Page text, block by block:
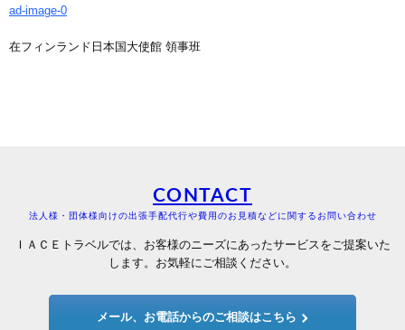
ad-image-0
在フィンランド日本国大使館 領事班
CONTACT
法人様・団体様向けの出張手配代行や費用のお見積などに関するお問い合わせ
ＩＡＣＥトラベルでは、お客様のニーズにあったサービスをご提案いた
します。お気軽にご相談ください。
メール、お電話からのご相談はこちら